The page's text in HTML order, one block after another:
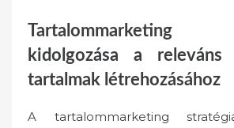
Tartalommarketing
kidolgozása a
tartalmak létrehozásához
A tartalommarketing